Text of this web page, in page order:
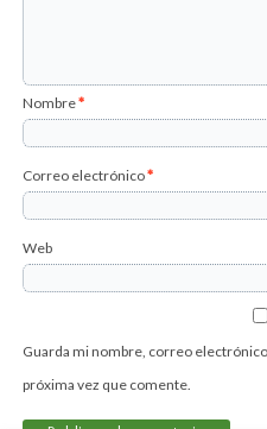
Nombre*
Correo electrónico*
Web
Guarda mi nombre, correo
próxima vez que comente.